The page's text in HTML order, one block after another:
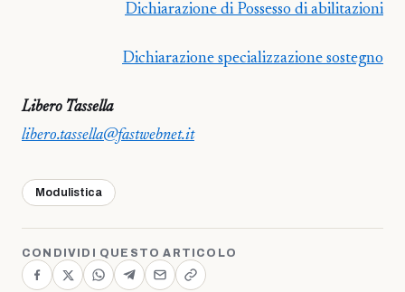
Dichiarazione di Possesso di abilitazioni
Dichiarazione specializzazione sostegno
Libero Tassella
libero.tassella@fastwebnet.it
Modulistica
CONDIVIDI QUESTO ARTICOLO